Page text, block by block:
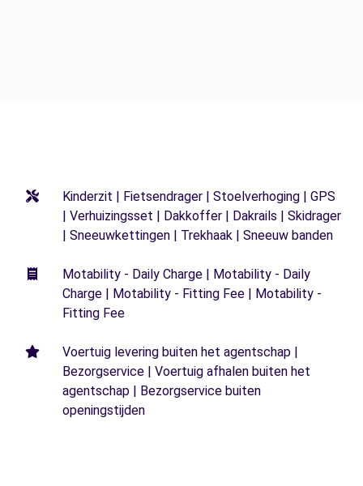
Kinderzit | Fietsendrager | Stoelverhoging | GPS
| Verhuizingsset | Dakkoffer | Dakrails | Skidrager
| Sneeuwkettingen | Trekhaak | Sneeuw banden
Motability - Daily Charge | Motability - Daily
Charge | Motability - Fitting Fee | Motability -
Fitting Fee
Voertuig levering buiten het agentschap |
Bezorgservice | Voertuig afhalen buiten het
agentschap | Bezorgservice buiten
openingstijden